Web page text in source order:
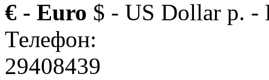
€ - Euro $ - US Dollar р. -
Телефон:
29408439